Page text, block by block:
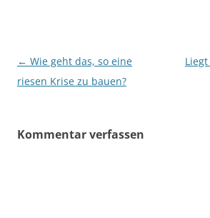
Beitragsnavigation
← Wie geht das, so eine
riesen Krise zu bauen?
Kommentar verfassen